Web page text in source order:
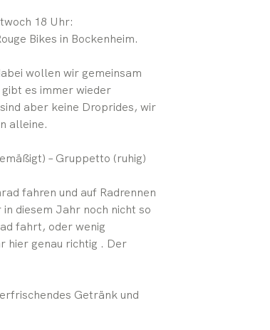
18 Uhr:
Bikes in Bockenheim.
wollen wir gemeinsam
es immer wieder
aber keine Droprides, wir
alleine.
– Gruppetto (ruhig)
fahren und auf Radrennen
diesem Jahr noch nicht so
fahrt, oder wenig
hier genau richtig . Der
Getränk und